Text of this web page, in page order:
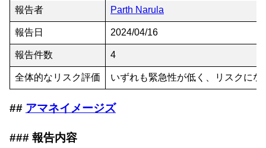
報告者 Parth Narula
報告日 2024/04/16
報告件数 4
全体的なリスク評価 いずれも緊急性が低く、リスクにな
アマネイメージズ
報告内容